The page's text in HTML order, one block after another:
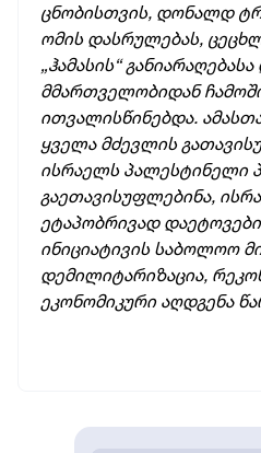
ცნობისთვის, დონალდ
ომის დასრულებას,
„ჰამასის“
მმართველობიდან
ითვალისწინებდა.
ყველა მძევლის
ისრაელს პალესტინელი
გაეთავისუფლებინა,
ეტაპობრივად
ინიციატივის საბოლოო
დემილიტარიზაცია,
ეკონომიკური აღდგენა